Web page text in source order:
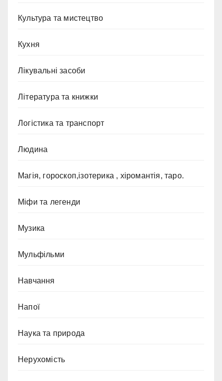
Культура та мистецтво
Кухня
Лікувальні засоби
Література та книжки
Логістика та транспорт
Людина
Магія, гороскоп,ізотерика , хіромантія, таро.
Міфи та легенди
Музика
Мульфільми
Навчання
Напої
Наука та природа
Нерухомість